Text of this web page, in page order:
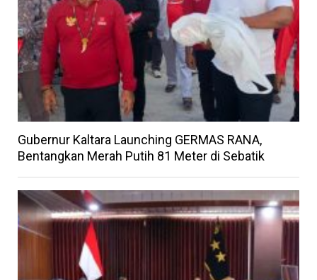
Gubernur Kaltara Launching GERMAS RANA,
Bentangkan Merah Putih 81 Meter di Sebatik